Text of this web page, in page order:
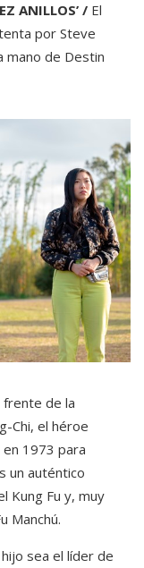
ANILLOS’ / El
por Steve
mano de Destin
frente de la
Chi, el héroe
1973 para
un auténtico
Kung Fu y, muy
Manchú.
sea el líder de